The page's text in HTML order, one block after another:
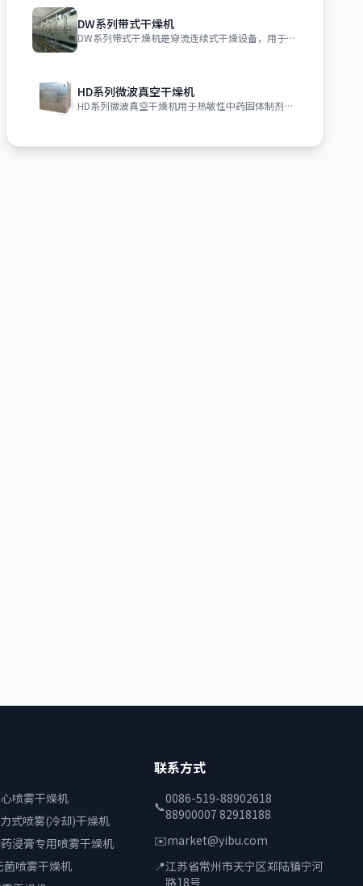
DW系列带式干燥机
DW系列带式干燥机是穿流连续式干燥设备，用于透气性较好的片状、条状、颗粒状物料的
HD系列微波真空干燥机
HD系列微波真空干燥机用于热敏性中药固体制剂低温干燥，真空浓缩设备的使用、干燥速
喷雾干燥机
式喷雾(冷却)干燥机
浸膏专用喷雾干燥机
菌喷雾干燥机
联系方式
📞0086-519-88902618
88900007 82918188
✉️market@yibu.com
📍江苏省常州市天宁区郑陆镇宁河
路18号